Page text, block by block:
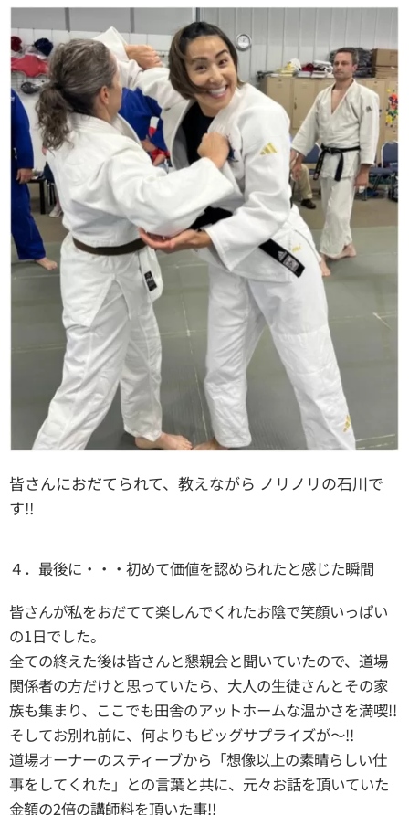
皆さんにおだてられて、教えながら ノリノリの石川で
す!!
４．最後に・・・初めて価値を認められたと感じた瞬間
皆さんが私をおだてて楽しんでくれたお陰で笑顔いっぱい
の1日でした。
全ての終えた後は皆さんと懇親会と聞いていたので、道場
関係者の方だけと思っていたら、大人の生徒さんとその家
族も集まり、ここでも田舎のアットホームな温かさを満喫!!
そしてお別れ前に、何よりもビッグサプライズが～!!
道場オーナーのスティーブから「想像以上の素晴らしい仕
事をしてくれた」との言葉と共に、元々お話を頂いていた
金額の2倍の講師料を頂いた事!!